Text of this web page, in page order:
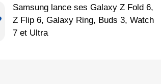
Samsung lance ses Galaxy Z Fold 6,
Z Flip 6, Galaxy Ring, Buds 3, Watch
7 et Ultra